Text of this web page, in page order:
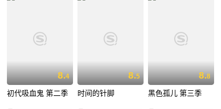
8.4
初代吸血鬼 第二季
8.5
时间的针脚
8.8
黑色孤儿 第三季